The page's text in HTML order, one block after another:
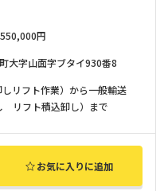
円
大字山面字ブタイ930番8
リフト作業）から一般輸送
リフト積込卸し）まで
お気に入りに追加